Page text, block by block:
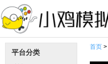
平台分类
首页 >